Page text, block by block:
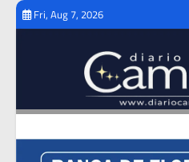
Skip
Fri, Aug 7, 2026